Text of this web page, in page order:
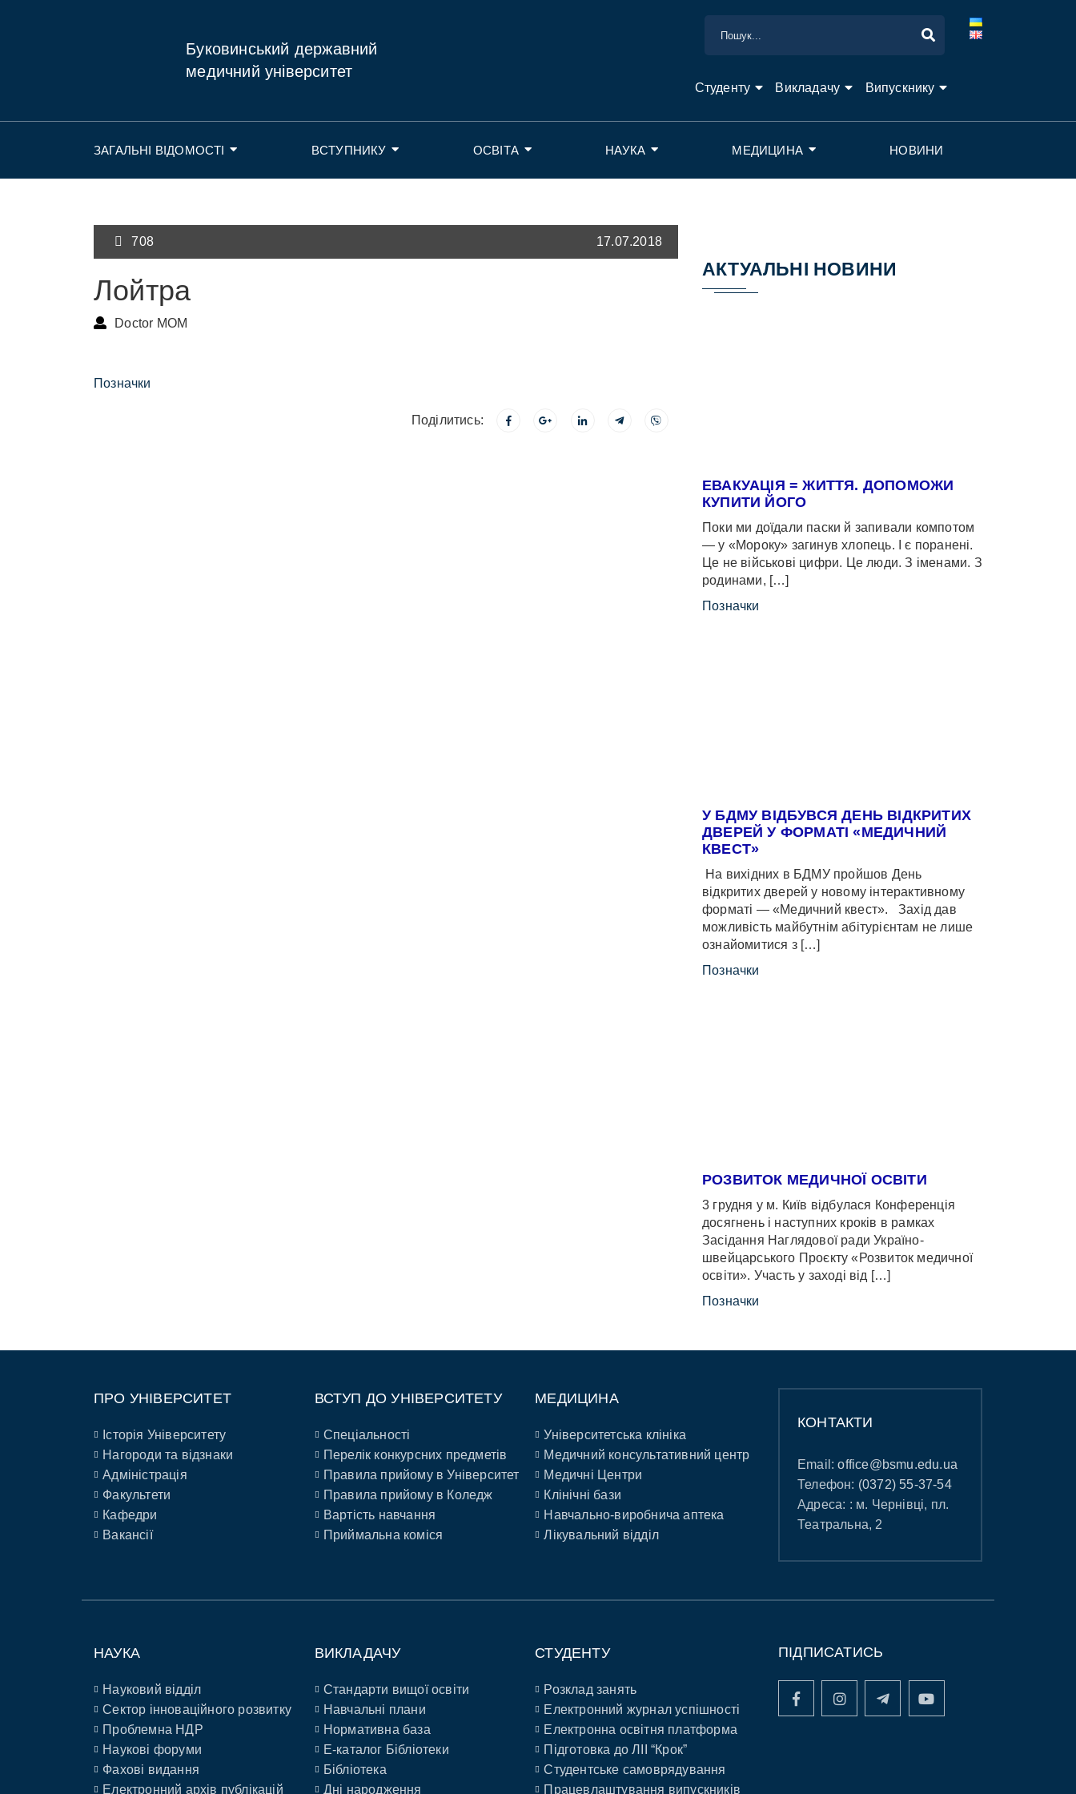
Буковинський державний
медичний університет
Студенту Викладачу Випускнику
ЗАГАЛЬНІ ВІДОМОСТІ ВСТУПНИКУ ОСВІТА НАУКА МЕДИЦИНА НОВИНИ
708 17.07.2018
Лойтра
Doctor MOM
Позначки
Поділитись:
АКТУАЛЬНІ НОВИНИ
ЕВАКУАЦІЯ = ЖИТТЯ. ДОПОМОЖИ
КУПИТИ ЙОГО
Поки ми доїдали паски й запивали компотом
— у «Мороку» загинув хлопець. І є поранені.
Це не військові цифри. Це люди. З іменами. З
родинами, […]
Позначки
У БДМУ ВІДБУВСЯ ДЕНЬ ВІДКРИТИХ
ДВЕРЕЙ У ФОРМАТІ «МЕДИЧНИЙ
КВЕСТ»
На вихідних в БДМУ пройшов День
відкритих дверей у новому інтерактивному
форматі — «Медичний квест». Захід дав
можливість майбутнім абітурієнтам не лише
ознайомитися з […]
Позначки
РОЗВИТОК МЕДИЧНОЇ ОСВІТИ
3 грудня у м. Київ відбулася Конференція
досягнень і наступних кроків в рамках
Засідання Наглядової ради Україно-
швейцарського Проєкту «Розвиток медичної
освіти». Участь у заході від […]
Позначки
ПРО УНІВЕРСИТЕТ
Історія Університету
Нагороди та відзнаки
Адміністрація
Факультети
Кафедри
Вакансії
ВСТУП ДО УНІВЕРСИТЕТУ
Спеціальності
Перелік конкурсних предметів
Правила прийому в Університет
Правила прийому в Коледж
Вартість навчання
Приймальна коміся
МЕДИЦИНА
Університетська клініка
Медичний консультативний центр
Медичні Центри
Клінічні бази
Навчально-виробнича аптека
Лікувальний відділ
КОНТАКТИ
Email:office@bsmu.edu.ua
Телефон: (0372) 55-37-54
Адреса: : м. Чернівці, пл.
Театральна, 2
НАУКА
Науковий відділ
Сектор інноваційного розвитку
Проблемна НДР
Наукові форуми
Фахові видання
Електронний архів публікацій
ВИКЛАДАЧУ
Стандарти вищої освіти
Навчальні плани
Нормативна база
E-каталог Бібліотеки
Бібліотека
Дні народження
СТУДЕНТУ
Розклад занять
Електронний журнал успішності
Електронна освітня платформа
Підготовка до ЛІІ “Крок”
Студентське самоврядування
Працевлаштування випускників
ПІДПИСАТИСЬ